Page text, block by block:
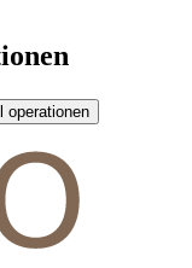
operationen